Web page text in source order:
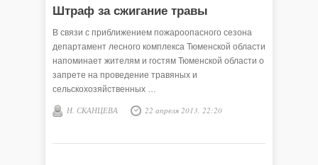
Штраф за сжигание травы
В связи с приближением пожароопасного сезона
департамент лесного комплекса Тюменской области
напоминает жителям и гостям Тюменской области о
запрете на проведение травяных и
сельскохозяйственных …
Н. СКАНЦЕВА 22 апреля 2013, 22:20